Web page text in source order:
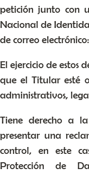
petición junto con
Nacional de
de correo
El ejercicio de estos
que el Titular esté
administrativos,
Tiene derecho a
presentar una
control, en este
Protección de